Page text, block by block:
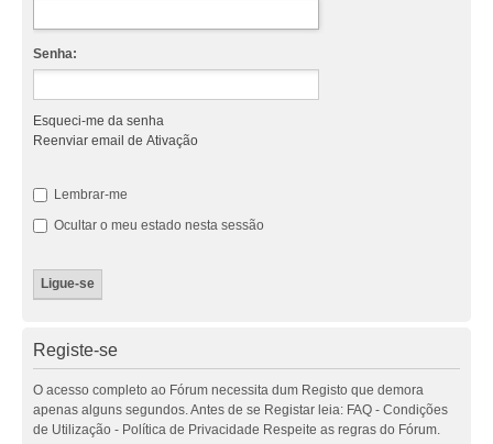
Senha:
Esqueci-me da senha
Reenviar email de Ativação
Lembrar-me
Ocultar o meu estado nesta sessão
Registe-se
O acesso completo ao Fórum necessita dum Registo que demora
apenas alguns segundos. Antes de se Registar leia: FAQ - Condições
de Utilização - Política de Privacidade Respeite as regras do Fórum.